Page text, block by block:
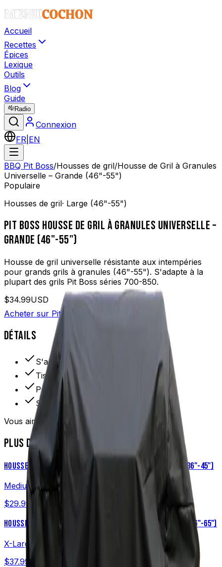
Accueil
Recettes
Épices
Lexique
Outils
Blog
Guide
Radio
Connexion
FR EN
BBQ Pit Boss/Housses de gril/Housse de Gril à Granules
Universelle – Grande (46"-55")
Populaire
Housses de gril· Large (46"-55")
PIT BOSS HOUSSE DE GRIL À GRANULES UNIVERSELLE –
GRANDE (46"-55")
Housse de gril universelle résistante aux intempéries
pour grands grils à granules (46"-55"). S'adapte à la
plupart des grils Pit Boss séries 700-850.
$34.99USD
Acheter sur Pit Boss
DÉTAILS
S'adapte aux grils de 46" à 55"
Tissu résistant aux intempéries
Protection UV
S'adapte aux séries 700-850
Vous aimerez aussi
PLUS DE PRODUITS
HOUSSE UNIVERSELLE POUR GRIL À GRANULES – MOYENNE (36"-45")
Medium (36"-45")
$29.99
HOUSSE DE GRIL À GRANULES UNIVERSELLE – TRÈS GRANDE (56"-65")
X-Large (56"-65")
$37.99